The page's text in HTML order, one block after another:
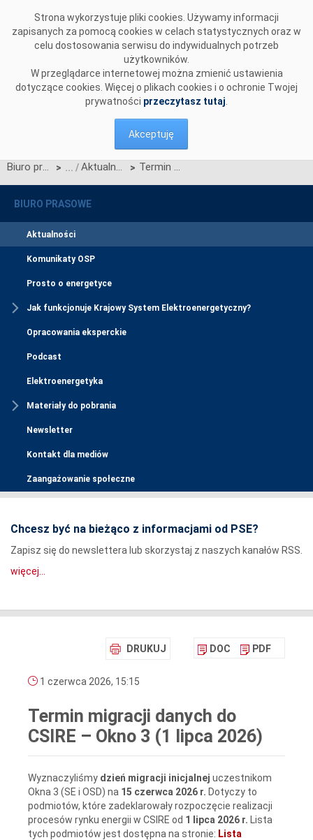
Strona wykorzystuje pliki cookies. Używamy informacji
zapisanych za pomocą cookies w celach statystycznych oraz w
celu dostosowania serwisu do indywidualnych potrzeb
użytkowników.
W przeglądarce internetowej można zmienić ustawienia
dotyczące cookies. Więcej o plikach cookies i o ochronie Twojej
prywatności przeczytasz tutaj
Akceptuję
Biuro prasowe > Aktualności > Termin migracji danych do CSIRE – Okno 3 (1 lipca 2026)
BIURO PRASOWE
Aktualności
Komunikaty OSP
Prosto o energetyce
Jak funkcjonuje Krajowy System Elektroenergetyczny?
Opracowania eksperckie
Podcast
Elektroenergetyka
Materiały do pobrania
Newsletter
Kontakt dla mediów
Zaangażowanie społeczne
Chcesz być na bieżąco z informacjami od PSE?
Zapisz się do newslettera lub skorzystaj z naszych kanałów RSS.
więcej...
DRUKUJ DOC PDF
1 czerwca 2026, 15:15
Termin migracji danych do
CSIRE – Okno 3 (1 lipca 2026)
Wyznaczyliśmy dzień migracji inicjalnej uczestnikom
Okna 3 (SE i OSD) na 15 czerwca 2026 r. Dotyczy to
podmiotów, które zadeklarowały rozpoczęcie realizacji
procesów rynku energii w CSIRE od 1 lipca 2026 r. Lista
tych podmiotów jest dostępna na stronie: Lista